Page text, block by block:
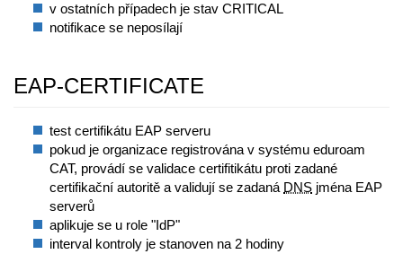
v ostatních případech je stav CRITICAL
notifikace se neposílají
EAP-CERTIFICATE
test certifikátu EAP serveru
pokud je organizace registrována v systému eduroam
CAT, provádí se validace certifitikátu proti zadané
certifikační autoritě a validují se zadaná DNS jména EAP
serverů
aplikuje se u role "IdP"
interval kontroly je stanoven na 2 hodiny